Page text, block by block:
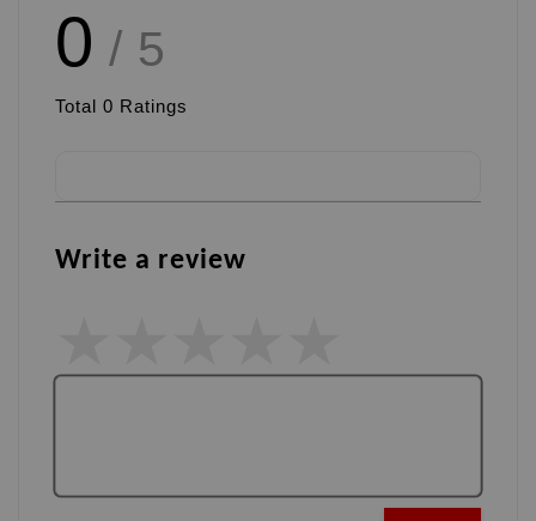
0 / 5
Total 0 Ratings
Write a review